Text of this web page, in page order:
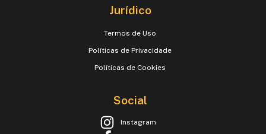
Jurídico
Termos de Uso
Políticas de Privacidade
Políticas de Cookies
Social
Instagram